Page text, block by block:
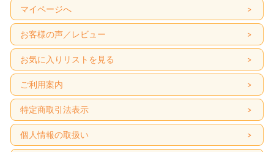
マイページへ
お客様の声／レビュー
お気に入りリストを見る
ご利用案内
特定商取引法表示
個人情報の取扱い